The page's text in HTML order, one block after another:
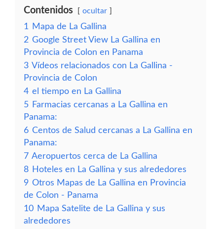
Contenidos ocultar
1
Mapa de La Gallina
2 Google Street View La Gallina en
Provincia de Colon en Panama
3 Vídeos relacionados con La Gallina -
Provincia de Colon
4 el tiempo en La Gallina
5 Farmacias cercanas a La Gallina en
Panama:
6 Centos de Salud cercanas a La Gallina en
Panama:
7 Aeropuertos cerca de La Gallina
8 Hoteles en La Gallina y sus alrededores
9 Otros Mapas de La Gallina en Provincia
de Colon - Panama
10 Mapa Satelite de La Gallina y sus
alrededores